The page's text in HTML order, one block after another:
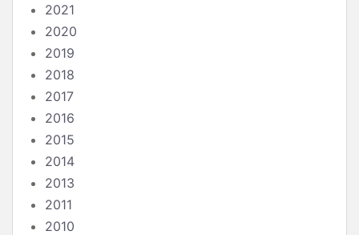
2021
2020
2019
2018
2017
2016
2015
2014
2013
2011
2010